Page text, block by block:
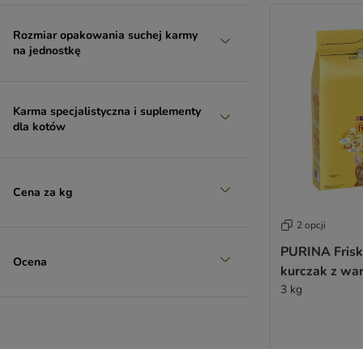
Smolke
Thrive
Trovet
Virbac Veterinary HPM
Wellness Core
Rozmiar opakowania suchej karmy
na jednostkę
Karma specjalistyczna i suplementy
dla kotów
Cena za kg
Ocena
2 opcji
PURINA
kurczak z
3 kg